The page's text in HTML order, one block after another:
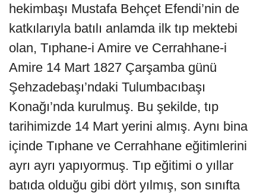
hekimbaşı Mustafa Behçet Efendi’nin de
katkılarıyla batılı anlamda ilk tıp mektebi
olan, Tıphane-i Amire ve Cerrahhane-i
Amire 14 Mart 1827 Çarşamba günü
Şehzadebaşı’ndaki Tulumbacıbaşı
Konağı’nda kurulmuş. Bu şekilde, tıp
tarihimizde 14 Mart yerini almış. Aynı bina
içinde Tıphane ve Cerrahhane eğitimlerini
ayrı ayrı yapıyormuş. Tıp eğitimi o yıllar
batıda olduğu gibi dört yılmış, son sınıfta